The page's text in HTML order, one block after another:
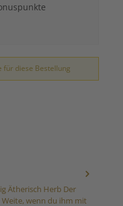
für diese Bestellung
Ätherisch Herb Der
Weite, wenn du ihm mit